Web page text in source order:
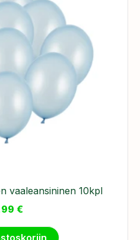
vaaleansininen 10kpl
€